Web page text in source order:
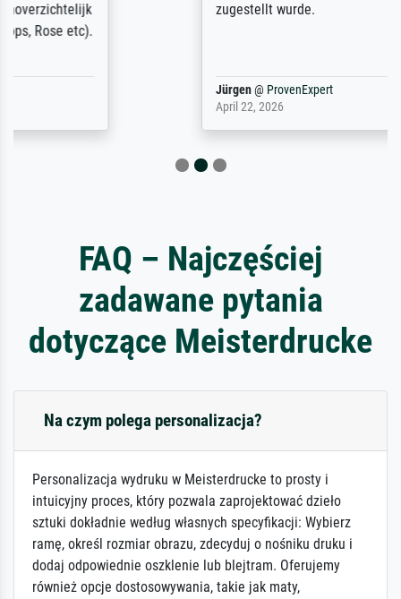
zugestellt wurde.
FAQ – Najczęściej
zadawane pytania
dotyczące Meisterdrucke
Na czym polega personalizacja?
Personalizacja wydruku w Meisterdrucke to prosty i
intuicyjny proces, który pozwala zaprojektować dzieło
sztuki dokładnie według własnych specyfikacji: Wybierz
ramę, określ rozmiar obrazu, zdecyduj o nośniku druku i
dodaj odpowiednie oszklenie lub blejtram. Oferujemy
również opcje dostosowywania, takie jak maty,